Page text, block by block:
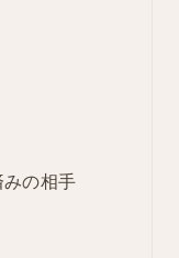
の相手